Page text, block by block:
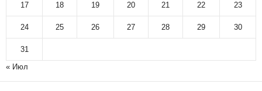
17 18 19 20 21 22 23
24 25 26 27 28 29 30
31
« Июл